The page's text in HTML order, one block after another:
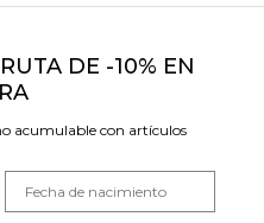
DE -10% EN
acumulable con artículos